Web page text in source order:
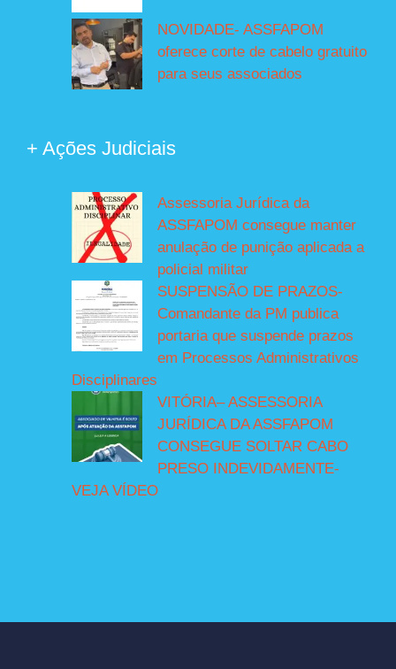
NOVIDADE- ASSFAPOM
oferece corte de cabelo gratuito
para seus associados
+ Ações Judiciais
Assessoria Jurídica da
ASSFAPOM consegue manter
anulação de punição aplicada a
policial militar
SUSPENSÃO DE PRAZOS-
Comandante da PM publica
portaria que suspende prazos
em Processos Administrativos
Disciplinares
VITÓRIA– ASSESSORIA
JURÍDICA DA ASSFAPOM
CONSEGUE SOLTAR CABO
PRESO INDEVIDAMENTE-
VEJA VÍDEO